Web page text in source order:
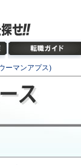
ーマンアプス)